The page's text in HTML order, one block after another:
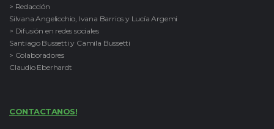
> Redacción
Silvana Angelicchio, Ivana Barrios y Lucía Argemi
> Difusión en redes sociales
Santiago Bussetti y Camila Bussetti
> Colaboradores
Claudio Eberhardt
CONTACTANOS!